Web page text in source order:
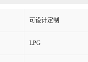
可设计定制
LPG